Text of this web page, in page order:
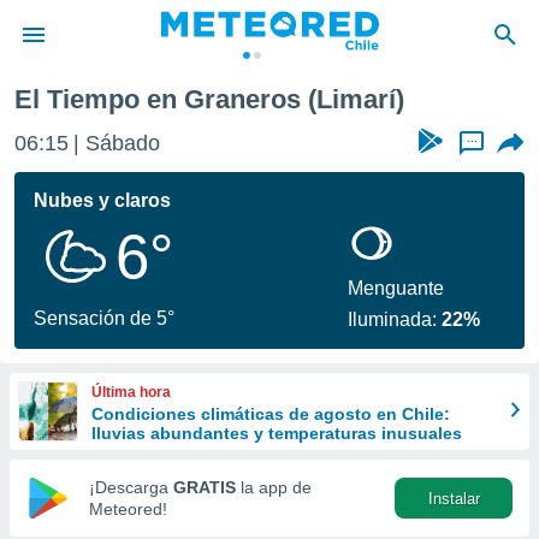
de
por
se
calidad.
a este
las
y
forma
digital
basada
El Tiempo en Graneros (Limarí)
06:15 Sábado ...
Nubes y claros
6°
Sensación de 5°
Menguante
Iluminada:22%
Última hora
Condiciones climáticas de agosto en Chile:
lluvias abundantes y temperaturas inusuales
¡Descarga GRATIS la app de
Meteored!
Instalar